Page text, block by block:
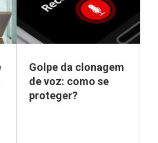
Golpe da clonagem
de voz: como se
proteger?